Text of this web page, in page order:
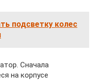
подсветку колес
Сначала
на корпусе